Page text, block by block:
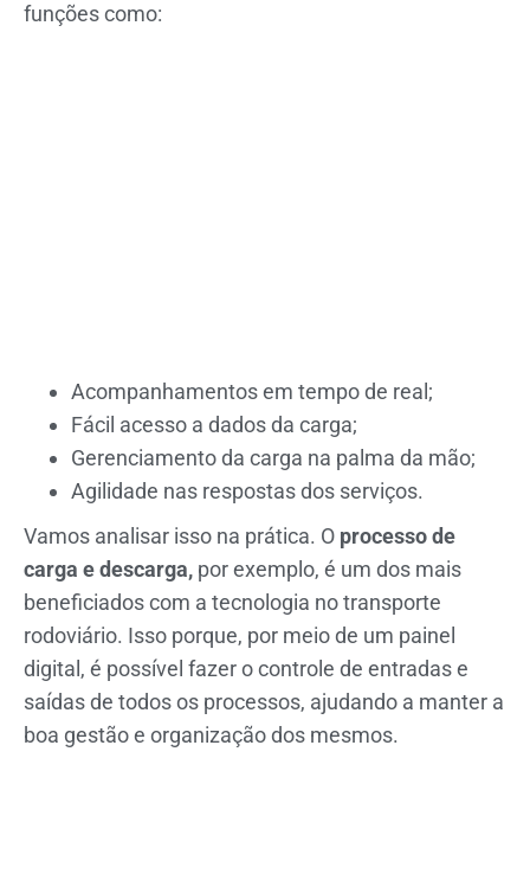
funções como:
Acompanhamentos em tempo de real;
Fácil acesso a dados da carga;
Gerenciamento da carga na palma da mão;
Agilidade nas respostas dos serviços.
Vamos analisar isso na prática. O processo de
carga e descarga, por exemplo, é um dos mais
beneficiados com a tecnologia no transporte
rodoviário. Isso porque, por meio de um painel
digital, é possível fazer o controle de entradas e
saídas de todos os processos, ajudando a manter a
boa gestão e organização dos mesmos.